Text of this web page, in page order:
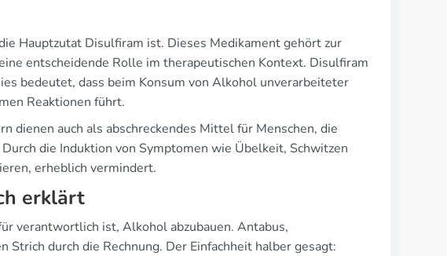
Hauptzutat Disulfiram ist. Dieses Medikament gehört zur
entscheidende Rolle im therapeutischen Kontext. Disulfiram
bedeutet, dass beim Konsum von Alkohol unverarbeiteter
Reaktionen führt.
dienen auch als abschreckendes Mittel für Menschen, die
die Induktion von Symptomen wie Übelkeit, Schwitzen
erheblich vermindert.
erklärt
verantwortlich ist, Alkohol abzubauen. Antabus,
durch die Rechnung. Der Einfachheit halber gesagt: